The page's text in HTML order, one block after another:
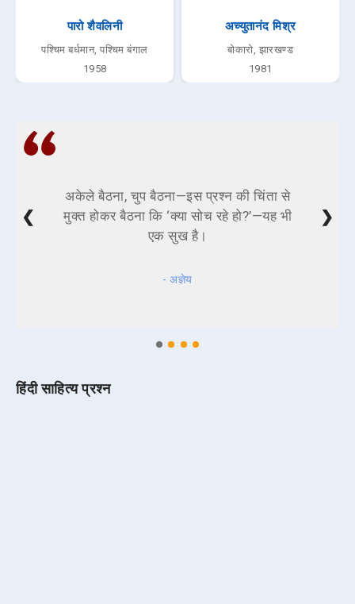
पारो शैवलिनी
पश्चिम बर्धमान, पश्चिम बंगाल
1958
अच्युतानंद मिश्र
बोकारो, झारखण्ड
1981
अकेले बैठना, चुप बैठना—इस प्रश्न की चिंता से
मुक्त होकर बैठना कि ‘क्या सोच रहे हो?’—यह भी
एक सुख है।
- अज्ञेय
❮ ❯
हिंदी साहित्य प्रश्न